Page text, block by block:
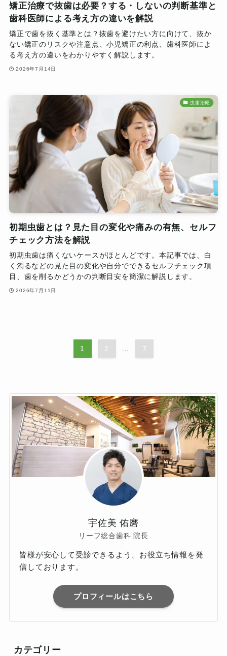
矯正治療で抜歯は必要？する・しないの判断基準と
歯科医師による考え方の違いを解説
矯正で歯を抜く基準とは？抜歯を避けたい方に向けて、抜か
ない矯正のリスクや注意点、小児矯正の利点、歯科医師によ
る考え方の違いをわかりやすく解説します。
2026年7月14日
虫歯治療
初期虫歯とは？見た目の変化や痛みの有無、セルフ
チェック方法を解説
初期虫歯は痛くないケースがほとんどです。本記事では、白
く濁るなどの見た目の変化や自分でできるセルフチェック項
目、歯を削るかどうかの判断目安を簡潔に解説します。
2026年7月11日
1 2 7
宇佐美 佑磨
リーフ総合歯科 院長
皆様が安心して受診できるよう、お役立ち情報を発
信しております。
プロフィールはこちら
カテゴリー